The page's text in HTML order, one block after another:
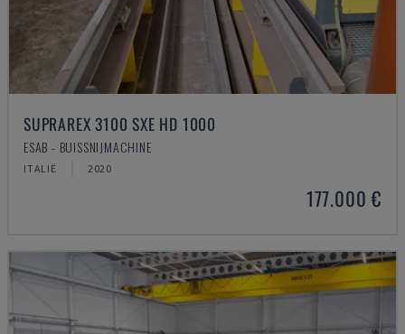
SUPRAREX 3100 SXE HD 1000
ESAB - BUISSNIJMACHINE
ITALIË 2020
177.000 €